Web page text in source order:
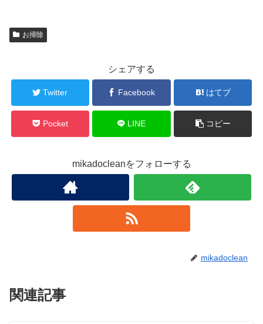
お掃除
シェアする
Twitter Facebook はてブ
Pocket LINE コピー
mikadocleanをフォローする
mikadoclean
関連記事